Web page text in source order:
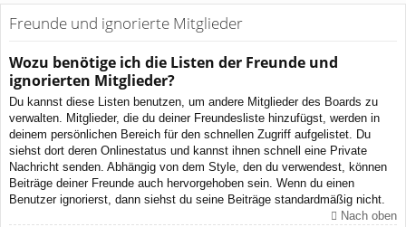
Freunde und ignorierte Mitglieder
Wozu benötige ich die Listen der Freunde und
ignorierten Mitglieder?
Du kannst diese Listen benutzen, um andere Mitglieder des Boards zu
verwalten. Mitglieder, die du deiner Freundesliste hinzufügst, werden in
deinem persönlichen Bereich für den schnellen Zugriff aufgelistet. Du
siehst dort deren Onlinestatus und kannst ihnen schnell eine Private
Nachricht senden. Abhängig von dem Style, den du verwendest, können
Beiträge deiner Freunde auch hervorgehoben sein. Wenn du einen
Benutzer ignorierst, dann siehst du seine Beiträge standardmäßig nicht.
Nach oben